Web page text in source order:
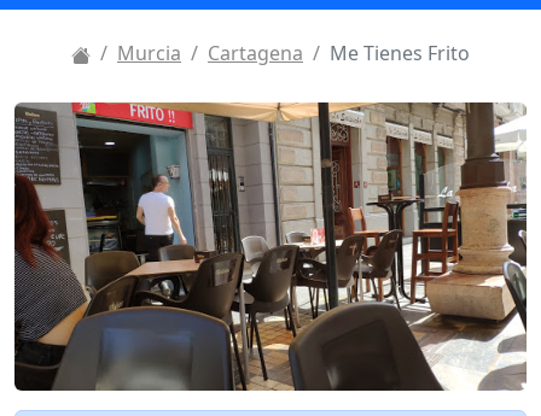
Murcia Cartagena Me Tienes Frito